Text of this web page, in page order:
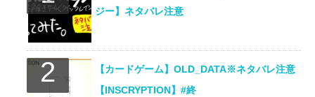
ジー】ネタバレ注意
【カードゲーム】OLD_DATA※ネタバレ注意
【INSCRYPTION】#終